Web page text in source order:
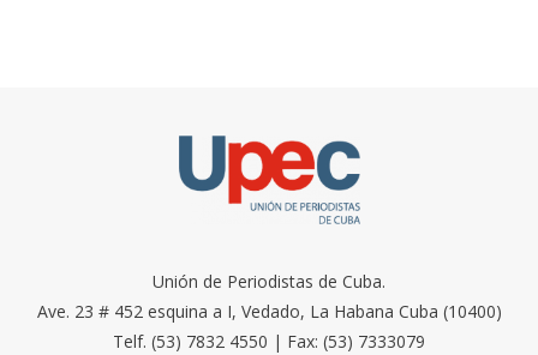
Unión de Periodistas de Cuba.
Ave. 23 # 452 esquina a I, Vedado, La Habana Cuba (10400)
Telf. (53) 7832 4550 | Fax: (53) 7333079